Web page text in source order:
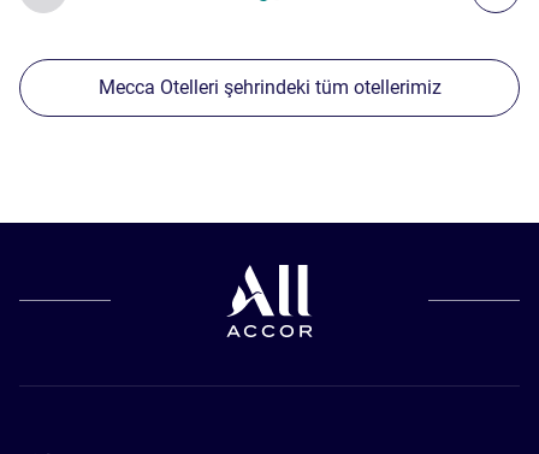
Mecca Otelleri şehrindeki tüm otellerimiz